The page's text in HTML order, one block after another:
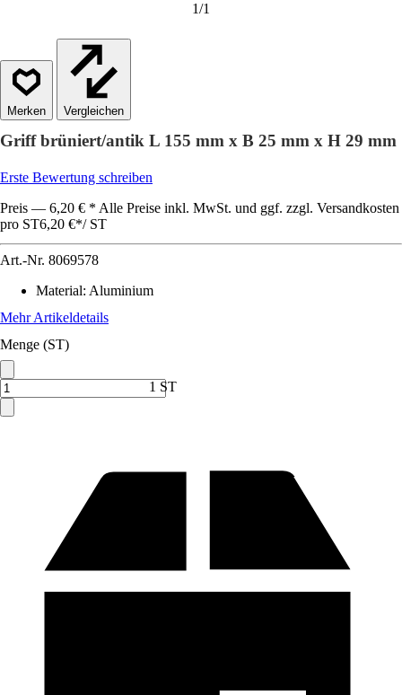
1/1
Vergleichen
Griff brüniert/antik L 155 mm x B 25 mm x H 29 mm
Erste Bewertung schreiben
Preis — 6,20 € * Alle Preise inkl. MwSt. und ggf. zzgl. Versandkosten
pro ST6,20 €*/ ST
Art.-Nr. 8069578
Material: Aluminium
Mehr Artikeldetails
Menge (ST)
1 ST